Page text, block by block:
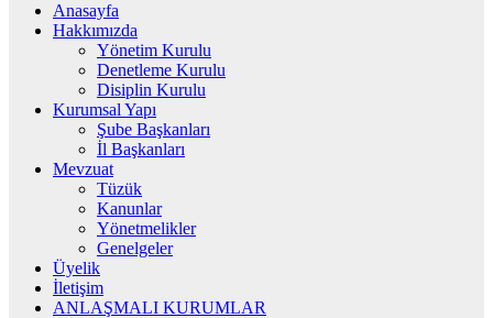
Anasayfa
Hakkımızda
Yönetim Kurulu
Denetleme Kurulu
Disiplin Kurulu
Kurumsal Yapı
Şube Başkanları
İl Başkanları
Mevzuat
Tüzük
Kanunlar
Yönetmelikler
Genelgeler
Üyelik
İletişim
ANLAŞMALI KURUMLAR